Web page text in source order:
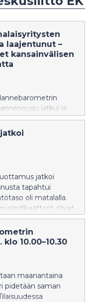
laajentunut –
kansainvälisen
jatkui ja
tämänhetkistä
heikommaksi.
ja myös
matalalta
kasvu oli maltillista.
jatkoi
tapahtui
oli matalalla.
olivat
10.00–10.30
maanantaina
pidetään saman